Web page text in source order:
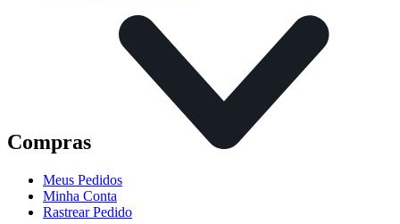
Compras
Meus Pedidos
Minha Conta
Rastrear Pedido